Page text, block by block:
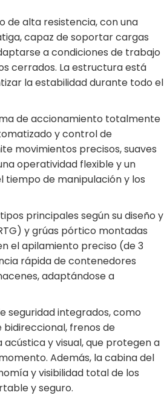
de alta resistencia, con una
capaz de soportar cargas
a condiciones de trabajo
cerrados. La estructura está
la estabilidad durante todo el
de accionamiento totalmente
y control de
movimientos precisos, suaves
operatividad flexible y un
tiempo de manipulación y los
principales según su diseño y
y grúas pórtico montadas
el apilamiento preciso (de 3
rápida de contenedores
adaptándose a
seguridad integrados, como
frenos de
y visual, que protegen a
Además, la cabina del
y visibilidad total de los
y seguro.